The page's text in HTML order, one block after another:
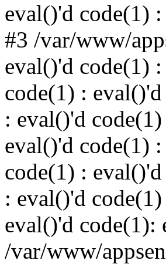
eval()'d code(1)
#3 /var/www/
eval()'d code(1)
code(1) :
: eval()'d
eval()'d code(1)
code(1) :
: eval()'d
eval()'d code(1):
/var/www/